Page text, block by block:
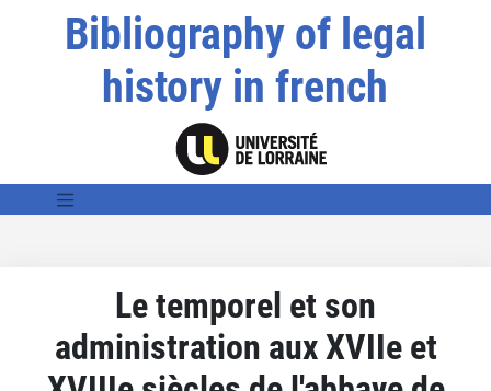
Bibliography of legal
history in french
Le temporel et son
administration aux XVIIe et